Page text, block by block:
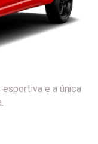
e a única